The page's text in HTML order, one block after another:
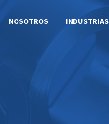
NOSOTROS INDUSTRIAS